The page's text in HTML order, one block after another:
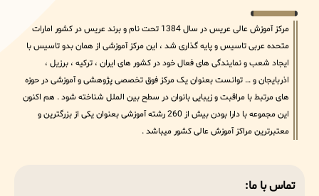
مرکز آموزش عالی عریس در سال 1384 تحت نام و برند عریس در کشور امارات
متحده عربی تاسیس و پایه گذاری شد ، این مرکز آموزشی از همان بدو تاسیس با
ایجاد شعب و نمایندگی های فعال خود در کشور های ایران ، ترکیه ، برزیل ،
اذربایجان و … توانست بعنوان یک مرکز فوق تخصصی پژوهشی و آموزشی در حوزه
های مرتبط با مراقبت و زیبایی بانوان در سطح بین الملل شناخته شود . هم اکنون
این مجموعه با دارا بودن بیش از 260 رشته آموزشی بعنوان یکی از بزرگترین و
معتبرترین مراکز آموزش عالی کشور میباشد .
تماس با ما: